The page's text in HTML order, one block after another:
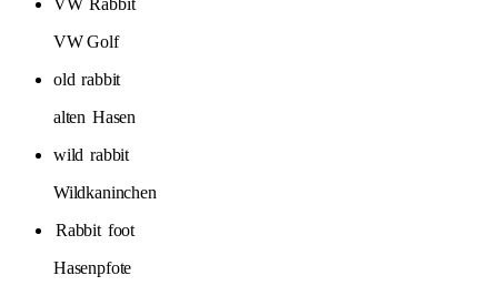
VW Golf
old rabbit
alten Hasen
wild rabbit
Wildkaninchen
Rabbit foot
Hasenpfote